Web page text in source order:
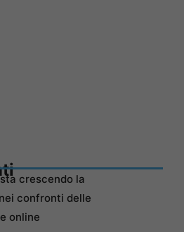
crescendo la
confronti delle
online